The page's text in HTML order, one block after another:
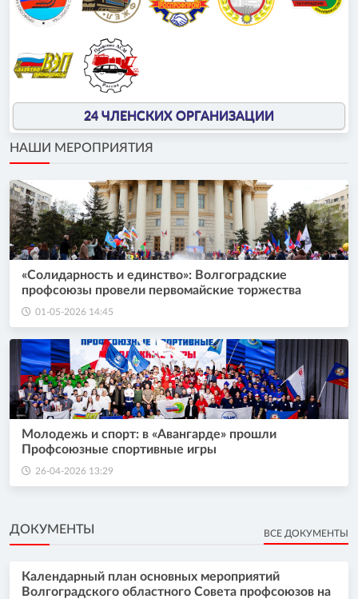
24 ЧЛЕНСКИХ ОРГАНИЗАЦИИ
НАШИ МЕРОПРИЯТИЯ
«Солидарность и единство»: Волгоградские
профсоюзы провели первомайские торжества
01-05-2026 14:45
Молодежь и спорт: в «Авангарде» прошли
Профсоюзные спортивные игры
26-04-2026 13:29
ДОКУМЕНТЫ ВСЕ ДОКУМЕНТЫ
Календарный план основных мероприятий
Волгоградского областного Совета профсоюзов на